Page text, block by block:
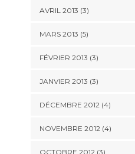
AVRIL 2013 (3)
MARS 2013 (5)
FÉVRIER 2013 (3)
JANVIER 2013 (3)
DÉCEMBRE 2012(4)
NOVEMBRE 2012(4)
OCTOBRE 2012(3)